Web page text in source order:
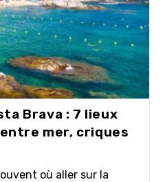
Brava : 7 lieux
mer, criques
où aller sur la